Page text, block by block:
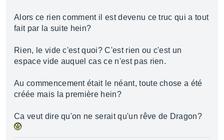
Alors ce rien comment il est devenu ce truc qui a tout
fait par la suite hein?
Rien, le vide c'est quoi? C'est rien ou c'est un
espace vide auquel cas ce n'est pas rien.
Au commencement était le néant, toute chose a été
créée mais la première hein?
Ca veut dire qu'on ne serait qu'un rêve de Dragon?